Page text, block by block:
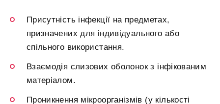
Присутність інфекції на предметах,
призначених для індивідуального або
спільного використання.
Взаємодія слизових оболонок з інфікованим
матеріалом.
Проникнення мікроорганізмів (у кількості